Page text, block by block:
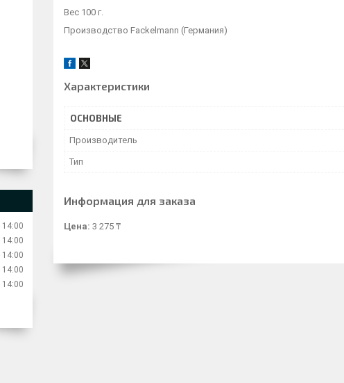
Вес 100 г.
Производство Fackelmann (Германия)
Характеристики
ОСНОВНЫЕ
Производитель
Тип
Информация для заказа
Цена: 3 275 ₸
14:00
14:00
14:00
14:00
14:00